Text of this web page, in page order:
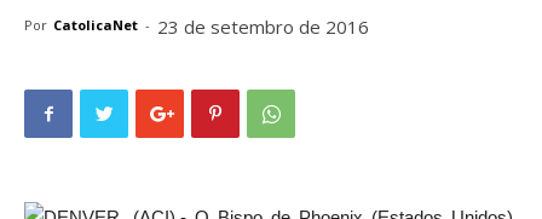
Por CatolicaNet - 23 de setembro de 2016